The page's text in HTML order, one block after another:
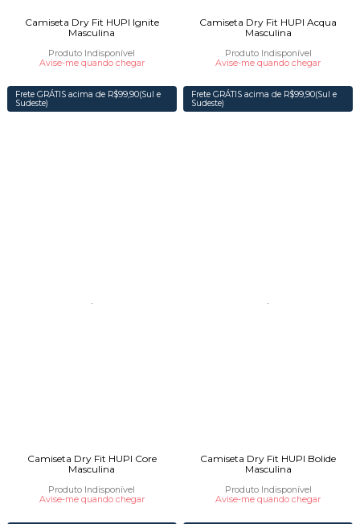
Camiseta Dry Fit HUPI Ignite
Masculina
Produto Indisponível
Avise-me quando chegar
Frete GRÁTIS acima de R$99,90(Sul e
Sudeste)
Camiseta Dry Fit HUPI Acqua
Masculina
Produto Indisponível
Avise-me quando chegar
Frete GRÁTIS acima de R$99,90(Sul e
Sudeste)
Camiseta Dry Fit HUPI Core
Masculina
Produto Indisponível
Avise-me quando chegar
Camiseta Dry Fit HUPI Bolide
Masculina
Produto Indisponível
Avise-me quando chegar